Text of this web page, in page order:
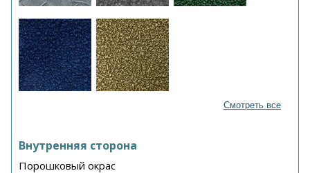
Смотреть все
Внутренняя сторона
Порошковый окрас